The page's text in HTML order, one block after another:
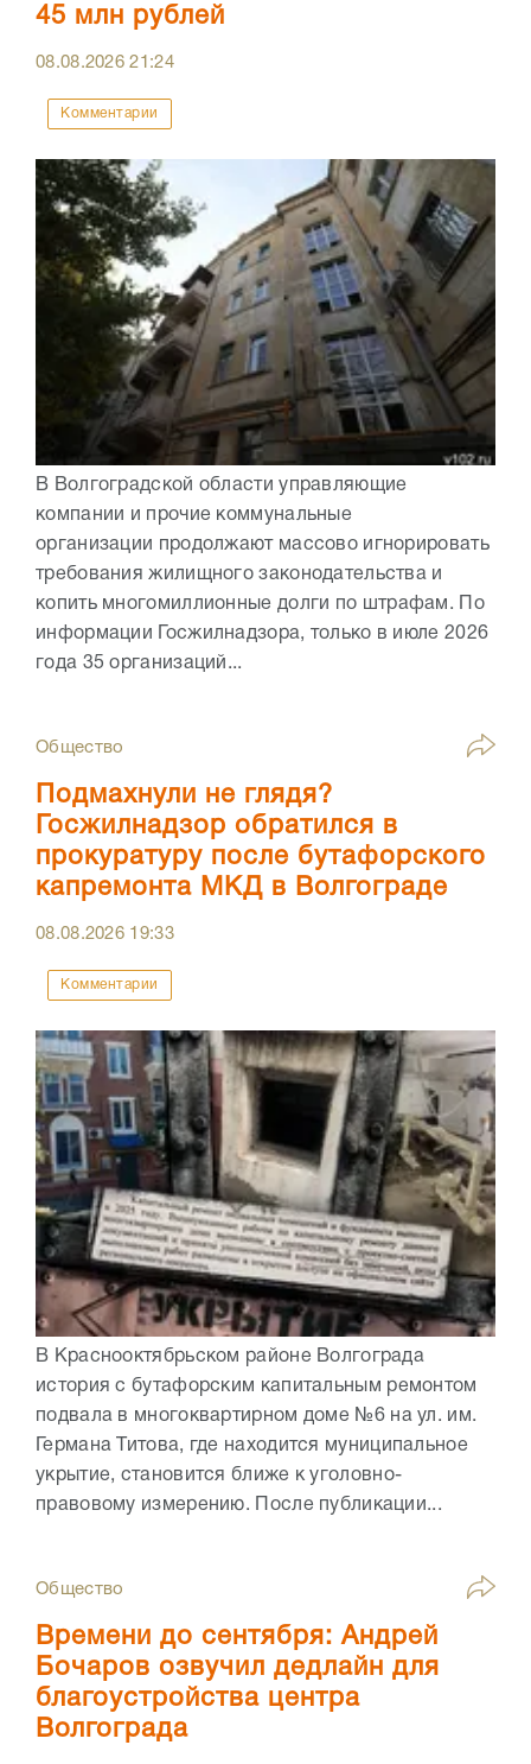
45 млн рублей
08.08.202621:24
Комментарии
В Волгоградской области управляющие
компании и прочие коммунальные
организации продолжают массово игнорировать
требования жилищного законодательства и
копить многомиллионные долги по штрафам. По
информации Госжилнадзора, только в июле 2026
года 35 организаций...
Общество
Подмахнули не глядя?
Госжилнадзор обратился в
прокуратуру после бутафорского
капремонта МКД в Волгограде
08.08.2026 19:33
Комментарии
В Краснооктябрьском районе Волгограда
история с бутафорским капитальным ремонтом
подвала в многоквартирном доме №6 на ул. им.
Германа Титова, где находится муниципальное
укрытие, становится ближе к уголовно-
правовому измерению. После публикации...
Общество
Времени до сентября: Андрей
Бочаров озвучил дедлайн для
благоустройства центра
Волгограда